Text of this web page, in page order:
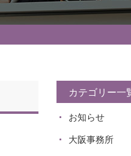
カテゴリー一
お知らせ
大阪事務所